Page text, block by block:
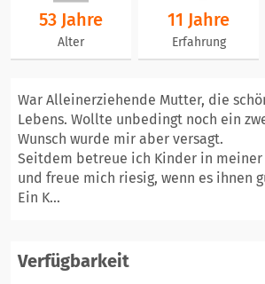
53 Jahre
Alter
11 Jahre
Erfahrung
War Alleinerziehende Mutter, die
Lebens. Wollte unbedingt noch ein
Wunsch wurde mir aber versagt.
Seitdem betreue ich Kinder in
und freue mich riesig, wenn es ihnen
Ein K...
Verfügbarkeit